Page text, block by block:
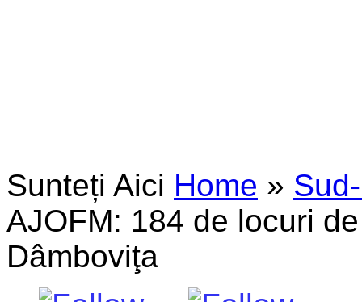
Sunteți Aici Home »
AJOFM: 184 de locuri
Dâmboviţa